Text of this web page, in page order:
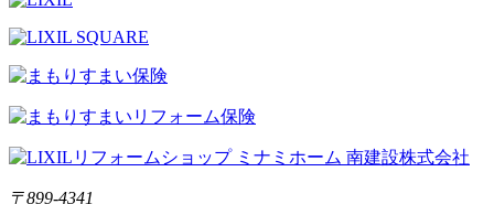
〒899-4341